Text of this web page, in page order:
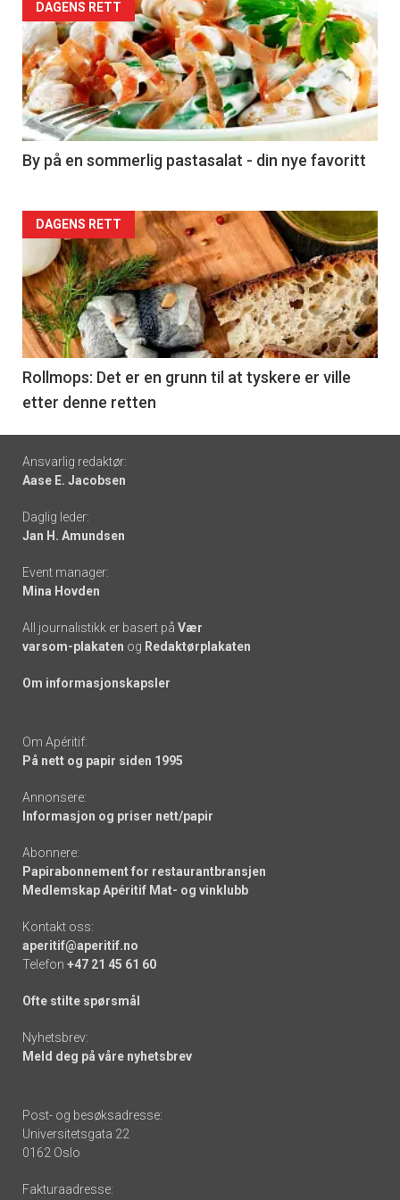
Forsiden
akkurat
nå
-
5
DAGENS RETT
By på en sommerlig pastasalat - din nye favoritt
Forsiden
akkurat
nå
-
6
DAGENS RETT
Rollmops: Det er en grunn til at tyskere er ville
etter denne retten
Footer
-
links
Ansvarlig redaktør:
Aase E. Jacobsen
Daglig leder:
Jan H. Amundsen
Event manager:
Mina Hovden
All journalistikk er basert på Vær
varsom-plakaten og Redaktørplakaten
Om informasjonskapsler
Om Apéritif:
På nett og papir siden 1995
Annonsere:
Informasjon og priser nett/papir
Abonnere:
Papirabonnement for restaurantbransjen
Medlemskap Apéritif Mat- og vinklubb
Kontakt oss:
aperitif@aperitif.no
Telefon +47 21 45 61 60
Ofte stilte spørsmål
Nyhetsbrev:
Meld deg på våre nyhetsbrev
Post- og besøksadresse:
Universitetsgata 22
0162 Oslo
Fakturaadresse: